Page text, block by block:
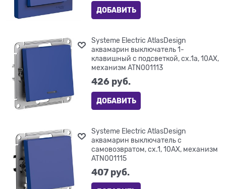
ДОБАВИТЬ
Systeme Electric AtlasDesign
аквамарин выключатель 1-
клавишный с подсветкой, сх.1а, 10АХ,
механизм ATN001113
426 руб.
ДОБАВИТЬ
Systeme Electric AtlasDesign
аквамарин выключатель с
самовозвратом, сх.1, 10АХ, механизм
ATN001115
407 руб.